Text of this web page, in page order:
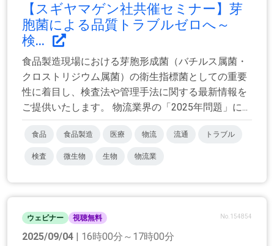
【スギヤマゲン社共催セミナー】芽
胞菌による品質トラブルゼロへ～
検...
食品製造現場における芽胞形成菌（バチルス属菌・
クロストリジウム属菌）の衛生指標菌としての重要
性に着目し、検査法や管理手法に関する最新情報を
ご提供いたします。 物流業界の「2025年問題」に...
食品 食品製造 医療 物流 流通 トラブル
検査 微生物 生物 物流業
ウェビナー 視聴無料 No.154854
2025/09/04 | 16時00分～17時00分